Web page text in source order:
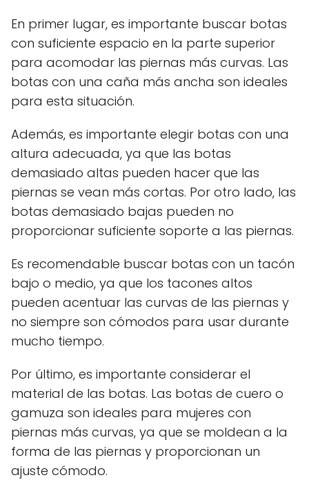
En primer lugar, es importante buscar botas
con suficiente espacio en la parte superior
para acomodar las piernas más curvas. Las
botas con una caña más ancha son ideales
para esta situación.
Además, es importante elegir botas con una
altura adecuada, ya que las botas
demasiado altas pueden hacer que las
piernas se vean más cortas. Por otro lado, las
botas demasiado bajas pueden no
proporcionar suficiente soporte a las piernas.
Es recomendable buscar botas con un tacón
bajo o medio, ya que los tacones altos
pueden acentuar las curvas de las piernas y
no siempre son cómodos para usar durante
mucho tiempo.
Por último, es importante considerar el
material de las botas. Las botas de cuero o
gamuza son ideales para mujeres con
piernas más curvas, ya que se moldean a la
forma de las piernas y proporcionan un
ajuste cómodo.